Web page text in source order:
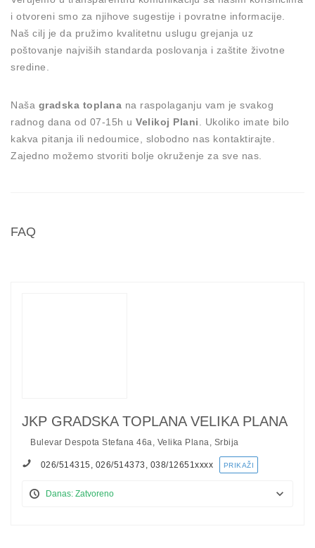
i otvoreni smo za njihove sugestije i povratne informacije.
Naš cilj je da pružimo kvalitetnu uslugu grejanja uz
poštovanje najviših standarda poslovanja i zaštite životne
sredine.
Naša gradska toplana na raspolaganju vam je svakog
radnog dana od 07-15h u Velikoj Plani . Ukoliko imate bilo
kakva pitanja ili nedoumice, slobodno nas kontaktirajte.
Zajedno možemo stvoriti bolje okruženje za sve nas.
FAQ
JKP GRADSKA TOPLANA VELIKA PLANA
Bulevar Despota Stefana 46a, Velika Plana, Srbija
026/514315, 026/514373, 038/12651xxxx PRIKAŽI
Danas: Zatvoreno